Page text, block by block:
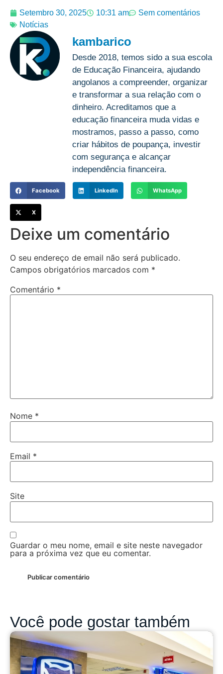
Setembro 30, 2025 10:31 am
Sem comentários
Notícias
kambarico
Desde 2018, temos sido a sua escola
de Educação Financeira, ajudando
angolanos a compreender, organizar
e transformar a sua relação com o
dinheiro. Acreditamos que a
educação financeira muda vidas e
mostramos, passo a passo, como
criar hábitos de poupança, investir
com segurança e alcançar
independência financeira.
Facebook LinkedIn WhatsApp
X
Deixe um comentário
O seu endereço de email não será publicado.
Campos obrigatórios marcados com *
Comentário *
Nome *
Email *
Site
Guardar o meu nome, email e site neste navegador
para a próxima vez que eu comentar.
Você pode gostar também